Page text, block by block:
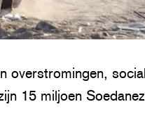
overstromingen,
15 miljoen